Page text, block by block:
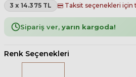
3 x 14.375 TL Taksit seçenekleri için
Sipariş ver, yarın kargoda!
Renk Seçenekleri